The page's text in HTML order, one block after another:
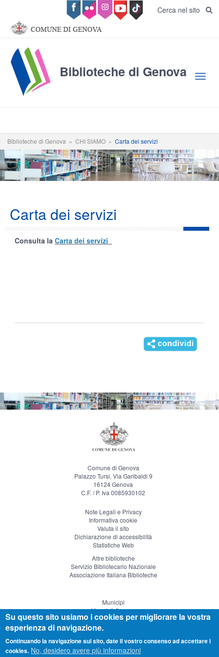
Salta al contenuto principale Cerca nel sito
Biblioteche di Genova
Biblioteche di Genova » CHI SIAMO » Carta dei servizi
Carta dei servizi
Consulta la Carta dei servizi
Comune di Genova
Palazzo Tursi, Via Garibaldi 9
16124 Genova
C.F. / P. Iva 0085930102
Note Legali e Privacy
Informativa cookie
Valuta il sito
Dichiarazione di accessibilità
Statistiche Web
Altre biblioteche
Servizio Bibliotecario Nazionale
Associazione Italiana Biblioteche
Municipi
Musei di Genova
Genova Teatro
Visitgenoa
Su questo sito usiamo i cookies per migliorare la vostra
esperienza di navigazione.
Continuando la navigazione sul sito, date il vostro consenso ad accettare i
cookies. No, desidero avere più informazioni